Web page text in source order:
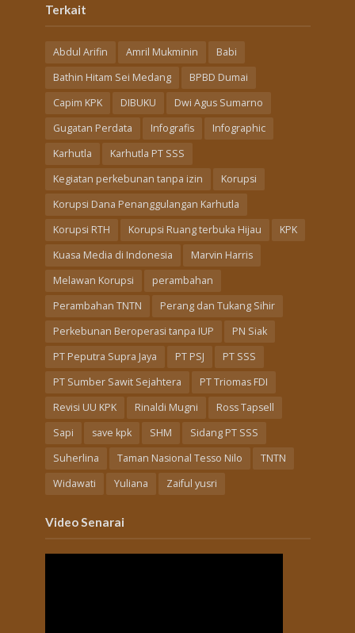
Terkait
Abdul Arifin Amril Mukminin
Babi
Bathin Hitam Sei Medang
BPBD Dumai
Capim KPK
DIBUKU
Dwi Agus Sumarno
Gugatan Perdata
Infografis
Infographic
Karhutla
Karhutla PT SSS
Kegiatan perkebunan tanpa izin
Korupsi
Korupsi Dana Penanggulangan Karhutla
Korupsi RTH
Korupsi Ruang terbuka Hijau
KPK
Kuasa Media di Indonesia
Marvin Harris
Melawan Korupsi
perambahan
Perambahan TNTN
Perang dan Tukang Sihir
Perkebunan Beroperasi tanpa IUP
PN Siak
PT Peputra Supra Jaya
PT PSJ
PT SSS
PT Sumber Sawit Sejahtera
PT Triomas FDI
Revisi UU KPK
Rinaldi Mugni
Ross Tapsell
Sapi
save kpk SHM
Sidang PT SSS
Suherlina
Taman Nasional Tesso Nilo
TNTN
Widawati
Yuliana Zaiful yusri
Video Senarai